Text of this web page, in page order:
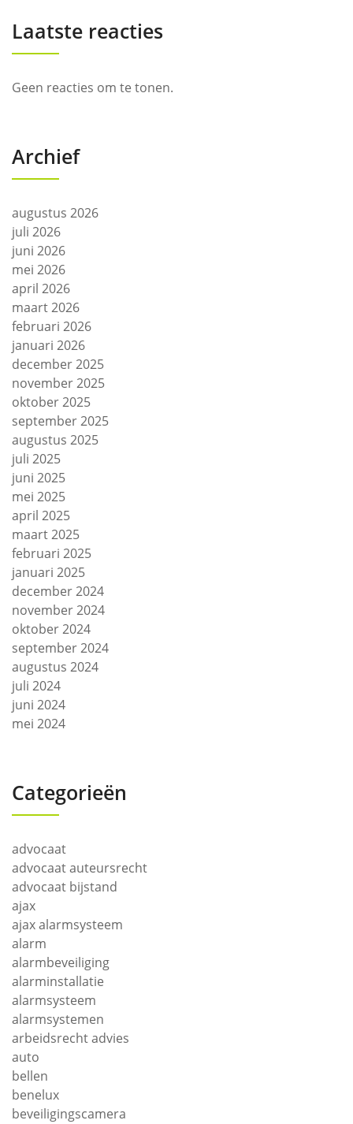
Laatste reacties
Geen reacties om te tonen.
Archief
augustus 2026
juli 2026
juni 2026
mei 2026
april 2026
maart 2026
februari 2026
januari 2026
december 2025
november 2025
oktober 2025
september 2025
augustus 2025
juli 2025
juni 2025
mei 2025
april 2025
maart 2025
februari 2025
januari 2025
december 2024
november 2024
oktober 2024
september 2024
augustus 2024
juli 2024
juni 2024
mei 2024
Categorieën
advocaat
advocaat auteursrecht
advocaat bijstand
ajax
ajax alarmsysteem
alarm
alarmbeveiliging
alarminstallatie
alarmsysteem
alarmsystemen
arbeidsrecht advies
auto
bellen
benelux
beveiligingscamera